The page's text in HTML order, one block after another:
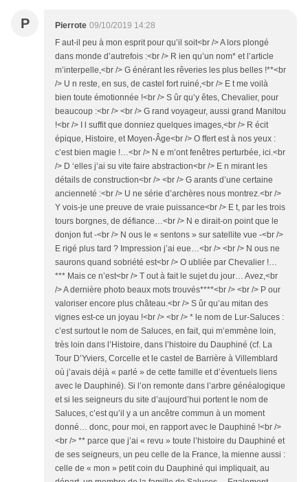
P Pierrote 09/10/2019 14:28
F aut-il peu à mon esprit pour qu’il soit<br /> A lors plongé
dans monde d’autrefois :<br /> R ien qu’un nom* et l’article
m’interpelle,<br /> G énérant les rêveries les plus belles !**<br
/> U n reste, en sus, de castel fort ruiné,<br /> E t me voilà
bien toute émotionnée !<br /> S ûr qu’y êtes, Chevalier, pour
beaucoup :<br /> <br /> G rand voyageur, aussi grand Manitou
!<br /> I l suffit que donniez quelques images,<br /> R écit
épique, Histoire, et Moyen-Âge<br /> O ffert est à nos yeux :
c’est bien magie !…<br /> N e m’ont fenêtres perturbée, ici.<br
/> D ‘elles j’ai su vite faire abstraction<br /> E n mirant les
détails de construction<br /> <br /> G arants d’une certaine
ancienneté :<br /> U ne série d’archères nous montrez.<br />
Y vois-je une preuve de vraie puissance<br /> E t, par les trois
tours borgnes, de défiance…<br /> N e dirait-on point que le
donjon fut -<br /> N ous le « sentons » sur satellite vue -<br />
E rigé plus tard ? Impression j’ai eue…<br /> <br /> N ous ne
saurons quand sobriété est<br /> O ubliée par Chevalier !…
*** Mais ce n’est<br /> T out à fait le sujet du jour… Avez,<br
/> A dernière photo beaux mots trouvés****<br /> <br /> P our
valoriser encore plus château.<br /> S ûr qu’au mitan des
vignes est-ce un joyau !<br /> <br /> * le nom de Lur-Saluces :
c’est surtout le nom de Saluces, en fait, qui m’emmène loin,
très loin dans l’Histoire, dans l’histoire du Dauphiné (cf. La
Tour D’Yviers, Corcelle et le castel de Barrière à Villemblard
où j’avais déjà « parlé » de cette famille et d’éventuels liens
avec le Dauphiné). Si l’on remonte dans l’arbre généalogique
et si les seigneurs du site d’aujourd’hui portent le nom de
Saluces, c’est qu’il y a un ancêtre commun à un moment
donné… donc, pour moi, en rapport avec le Dauphiné !<br />
<br /> ** parce que j’ai « revu » toute l’histoire du Dauphiné et
de ses seigneurs, un peu celle de la France, la mienne aussi :
celle de « mon » petit coin du Dauphiné qui impliquait, au